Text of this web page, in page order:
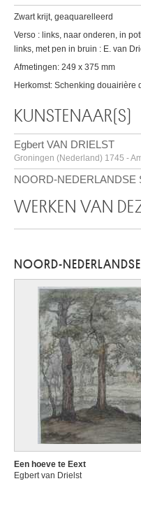
Zwart krijt, geaquarelleerd
Verso : links, naar onderen, in
links, met pen in bruin : E. van
Afmetingen: 249 x 375 mm
Herkomst: Schenking douairière
KUNSTENAAR(S)
Egbert VAN DRIELST
Groningen (Nederland) 1745 -
NOORD-NEDERLANDSE
WERKEN VAN
NOORD-
Een hoeve te Eext
Egbert van Drielst